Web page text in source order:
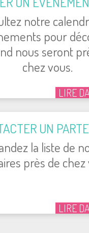
notre
pour
nous seront
chez vous.
LIRE
UN
la liste de
près de chez
LIRE